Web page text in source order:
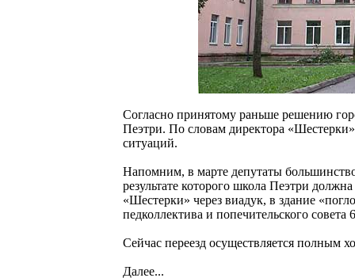
Согласно принятому раньше решению
Пеэтри. По словам директора
ситуаций.
Напомним, в марте депутаты
результате которого школа Пеэтри
«Шестерки» через виадук, в здание
педколлектива и попечительского
Сейчас переезд осуществляется полным
Далее...